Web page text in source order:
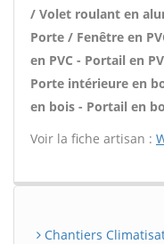
/ Volet roulant en
Porte / Fenêtre en
en PVC - Portail en
Porte intérieure en
en bois - Portail en
Voir la fiche artisan :
Chantiers